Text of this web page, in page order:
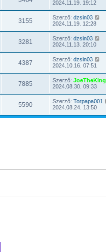
2024.11.19. 19:12
3155 Szerző: dzsin03
2024.11.19. 12:28
3281 Szerző: dzsin03
2024.11.13. 20:10
4387 Szerző: dzsin03
2024.10.16. 07:51
7885 Szerző: JoeTheKing
2024.08.30. 09:33
5590 Szerző: Torpapa001
2024.08.24. 13:50